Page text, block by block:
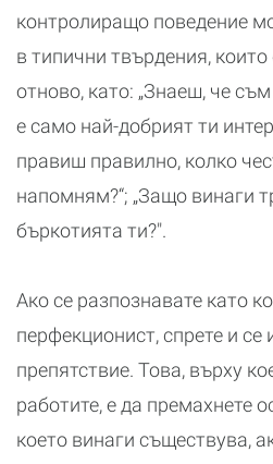
контролиращо поведение
в типични твърдения,
отново, като: „Знаеш, че
е само най-добрият ти
правиш правилно, колко
напомням?“; „Защо винаги
бъркотията ти?".
Ако се разпознавате като
перфекционист, спрете и се
препятствие. Това, върху
работите, е да премахнете
което винаги съществува,